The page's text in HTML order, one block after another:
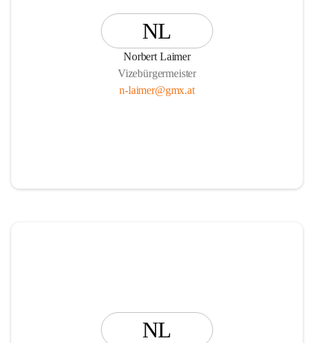
NL
Norbert Laimer
Vizebürgermeister
n-laimer@gmx.at
NL